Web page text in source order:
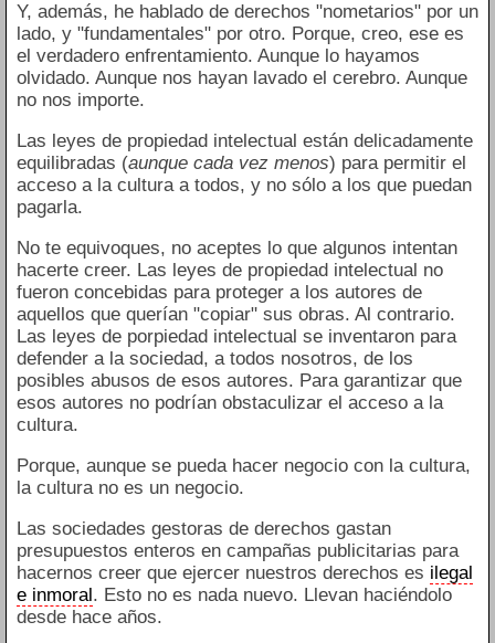
Y, además, he hablado de derechos "nometarios" por un
lado, y "fundamentales" por otro. Porque, creo, ese es
el verdadero enfrentamiento. Aunque lo hayamos
olvidado. Aunque nos hayan lavado el cerebro. Aunque
no nos importe.
Las leyes de propiedad intelectual están delicadamente
equilibradas (aunque cada vez menos) para permitir el
acceso a la cultura a todos, y no sólo a los que puedan
pagarla.
No te equivoques, no aceptes lo que algunos intentan
hacerte creer. Las leyes de propiedad intelectual no
fueron concebidas para proteger a los autores de
aquellos que querían "copiar" sus obras. Al contrario.
Las leyes de porpiedad intelectual se inventaron para
defender a la sociedad, a todos nosotros, de los
posibles abusos de esos autores. Para garantizar que
esos autores no podrían obstaculizar el acceso a la
cultura.
Porque, aunque se pueda hacer negocio con la cultura,
la cultura no es un negocio.
Las sociedades gestoras de derechos gastan
presupuestos enteros en campañas publicitarias para
hacernos creer que ejercer nuestros derechos es ilegal
e inmoral. Esto no es nada nuevo. Llevan haciéndolo
desde hace años.